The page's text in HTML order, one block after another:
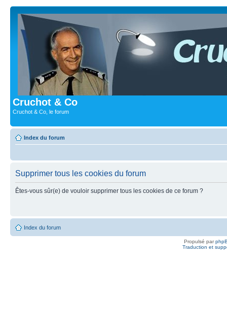
Cruchot & Co
Cruchot & Co, le forum
Index du forum
Supprimer tous les cookies du forum
Êtes-vous sûr(e) de vouloir supprimer tous les cookies de ce forum ?
Index du forum
Propulsé par
Traduction et